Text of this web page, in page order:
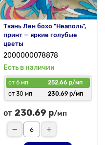
Ткань Лен бохо "Неаполь",
принт — яркие голубые
цветы
2000000078878
Есть в наличии
от 6 мп
252.66 р/мп
от 30 мп
230.69 р/мп
от 230.69 р/мп